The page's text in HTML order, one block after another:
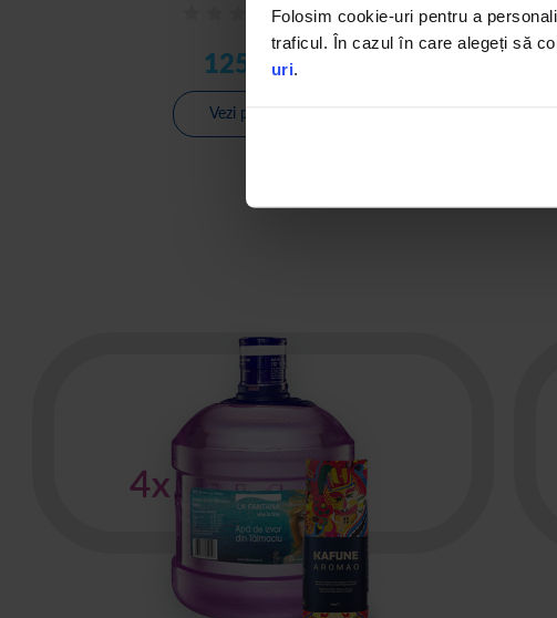
Folosim cookie-uri pentru a
traficul. În cazul în care alegeți să
uri.
0 (0)
125,18 lei
Vezi produsul